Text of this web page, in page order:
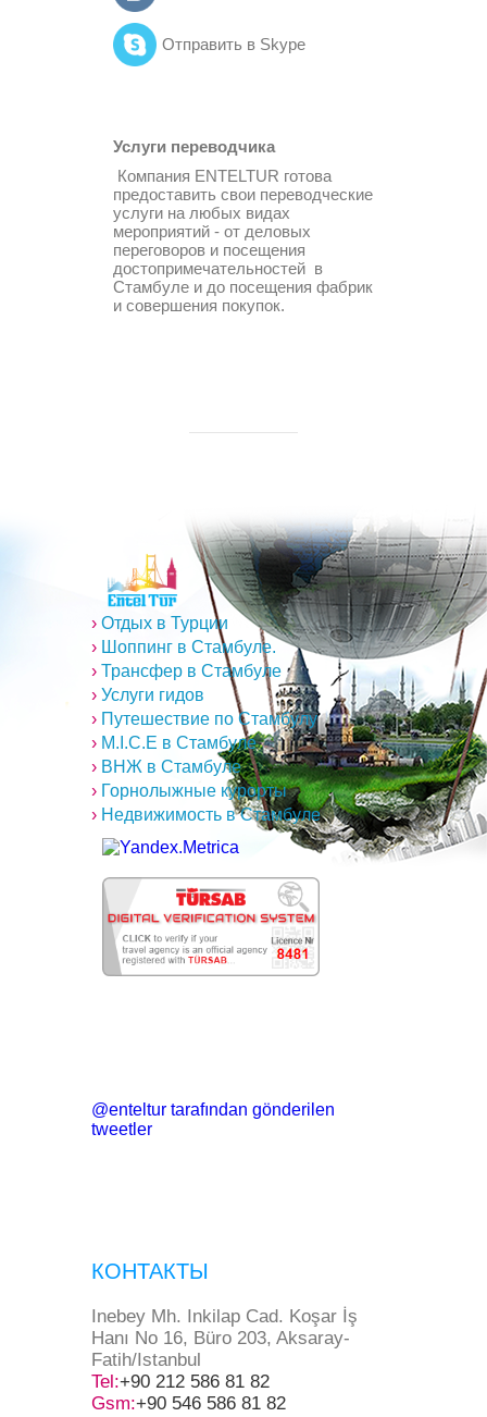
Отправить в Skype
Услуги переводчика
Компания ENTELTUR готова
предоставить свои переводческие
услуги на любых видах
мероприятий - от деловых
переговоров и посещения
достопримечательностей в
Стамбуле и до посещения фабрик
и совершения покупок.
› Отдых в Турции
› Шоппинг в Стамбуле.
› Трансфер в Стамбуле
› Услуги гидов
› Путешествие по Стамбулу
› M.I.C.E в Стамбуле
› ВНЖ в Стамбуле
› Горнолыжные курорты
› Недвижимость в Стамбуле
@enteltur tarafından gönderilen
tweetler
КОНТАКТЫ
Inebey Mh. Inkilap Cad. Koşar İş
Hanı No 16, Büro 203, Aksaray-
Fatih/Istanbul
Tel:+90 212 586 81 82
Gsm:+90 546 586 81 82